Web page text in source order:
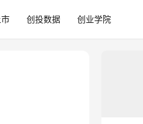
创投数据 创业学院